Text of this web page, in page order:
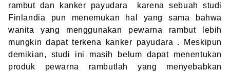
rambut dan kanker payudara karena sebuah studi
Finlandia pun menemukan hal yang sama bahwa
wanita yang menggunakan pewarna rambut lebih
mungkin dapat terkena kanker payudara . Meskipun
demikian, studi ini masih belum dapat menentukan
produk pewarna rambutlah yang menyebabkan